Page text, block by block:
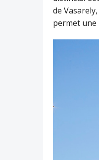
de
permet une